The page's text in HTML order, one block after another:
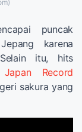
puncak
karena
Selain itu, hits
Japan Record
sakura yang